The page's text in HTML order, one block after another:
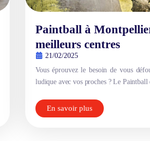
Paintball à
meilleurs centres
21/02/2025
Vous éprouvez le besoin de vous
ludique avec vos proches ? Le
En savoir plus